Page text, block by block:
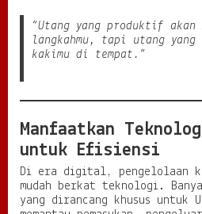
“Utang yang produktif akan
langkahmu, tapi utang
kakimu di tempat.”
Manfaatkan
untuk Efisiensi
Di era digital, pengelolaan
mudah berkat teknologi.
yang dirancang khusus untuk